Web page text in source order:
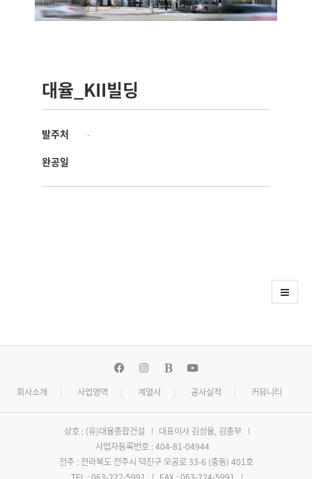
대율_KII빌딩
발주처
-
완공일
회사소개 사업영역 계열사 공사실적 커뮤니티
상호 : (유)대율종합건설
대표이사 김성율, 김종부
사업자등록번호 : 404-81-04944
전주 : 전라북도 전주시 덕진구 오공로 33-6 (중동) 401호